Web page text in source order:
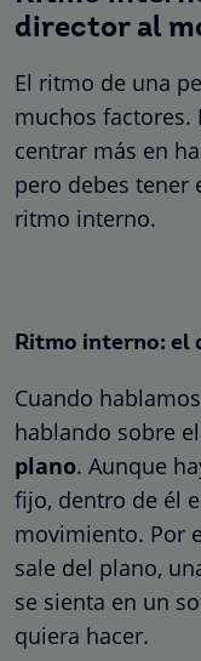
director al
El ritmo de una
muchos factores.
centrar más en
pero debes tener
ritmo interno.
Ritmo interno: el
Cuando
hablando sobre el
plano. Aunque
fijo, dentro de él
movimiento. Por
sale del plano,
se sienta en un
quiera hacer.